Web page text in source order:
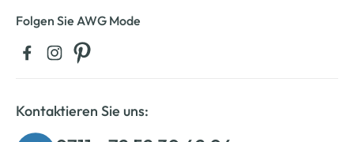
Folgen Sie AWG Mode
Kontaktieren Sie uns: